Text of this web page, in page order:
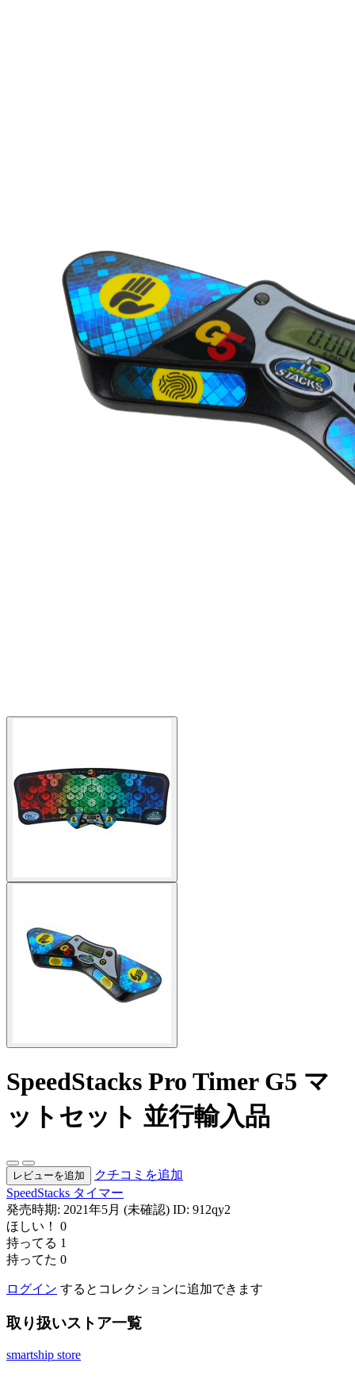
SpeedStacks Pro Timer G5 マ
ットセット 並行輸入品
レビューを追加
クチコミを追加
SpeedStacks タイマー
発売時期: 2021年5月 (未確認) ID: 912qy2
ほしい！
0
持ってる 1
持ってた 0
ログイン するとコレクションに追加できます
取り扱いストア一覧
smartship store